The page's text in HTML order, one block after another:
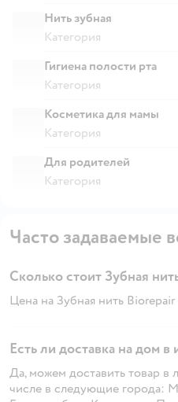
Нить зубная
Категория
Гигиена полости рта
Категория
Косметика для мамы
Категория
Для родителей
Категория
Часто задаваемые
Сколько стоит Зубная
Цена на Зубная нить
Есть ли доставка на дом в
Да, можем доставить товар в
числе в следующие города: